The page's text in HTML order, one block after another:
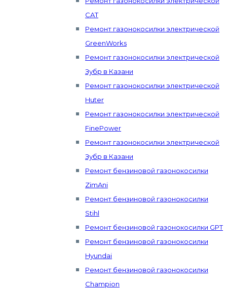
CAT
Ремонт газонокосилки электрической
GreenWorks
Ремонт газонокосилки электрической
Зубр в Казани
Ремонт газонокосилки электрической
Huter
Ремонт газонокосилки электрической
FinePower
Ремонт газонокосилки электрической
Зубр в Казани
Ремонт бензиновой газонокосилки
ZimAni
Ремонт бензиновой газонокосилки
Stihl
Ремонт бензиновой газонокосилки GPT
Ремонт бензиновой газонокосилки
Hyundai
Ремонт бензиновой газонокосилки
Champion